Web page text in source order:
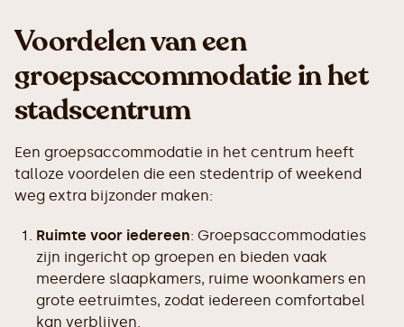
Voordelen van een
groepsaccommodatie in het
stadscentrum
Een groepsaccommodatie in het centrum heeft
talloze voordelen die een stedentrip of weekend
weg extra bijzonder maken:
Ruimte voor iedereen: Groepsaccommodaties
zijn ingericht op groepen en bieden vaak
meerdere slaapkamers, ruime woonkamers en
grote eetruimtes, zodat iedereen comfortabel
kan verblijven.